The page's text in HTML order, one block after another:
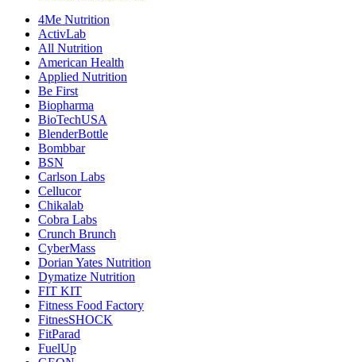
4Me Nutrition
ActivLab
All Nutrition
American Health
Applied Nutrition
Be First
Biopharma
BioTechUSA
BlenderBottle
Bombbar
BSN
Carlson Labs
Cellucor
Chikalab
Cobra Labs
Crunch Brunch
CyberMass
Dorian Yates Nutrition
Dymatize Nutrition
FIT KIT
Fitness Food Factory
FitnesSHOCK
FitParad
FuelUp